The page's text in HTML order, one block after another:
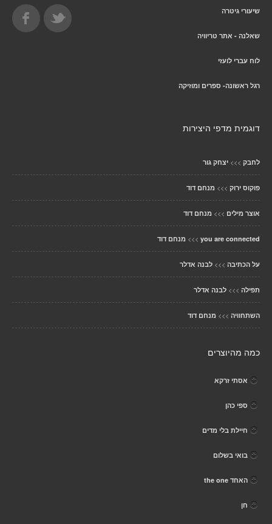
שיעורי גיטרה
שאלנה - אתר טריוויה
לוח עברי לועזי
רגל ראשונה- ספרים ומוזיקה
דוגמית מדפי היצירות
לחבק >>> יצחק גור
פוקוס ירוק >>> מנחם דוד
אוצר מילים >>> מנחם דוד
you are connected
>>> מנחם דוד
על הכתיבה >>> לבנה אדלר
תפילה >>> לבנה אדלר
השתחוויה >>> מנחם דוד
כמה מהיוצרים
אסתי זרקא
ספי כהן
חיילת בלי מדים
בואי בשלום
האחד the one
חן